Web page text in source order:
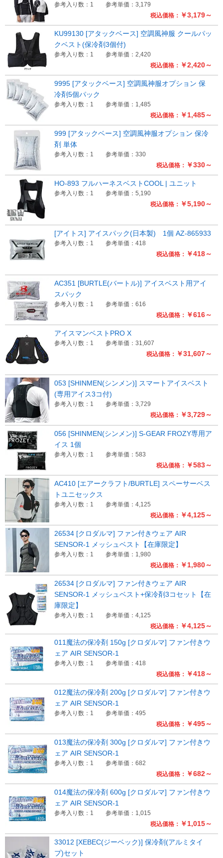
税込価格： ￥3,179～
参考入り数：1 参考単価：3,179
税込価格： ￥2,420～
KU99130 [アタックベース] 空調風神服 クールパッ
クベスト(保冷剤3個付)
参考入り数：1 参考単価：2,420
税込価格： ￥1,485～
9995 [アタックベース] 空調風神服オプション 保
冷剤5個パック
参考入り数：1 参考単価：1,485
税込価格： ￥330～
999 [アタックベース] 空調風神服オプション 保冷
剤 単体
参考入り数：1 参考単価：330
税込価格： ￥5,190～
HO-893 フルハーネスベストCOOL | ユニット
参考入り数：1 参考単価：5,190
税込価格： ￥418～
[アイトス] アイスパック(日本製) 1個 AZ-865933
参考入り数：1 参考単価：418
税込価格： ￥616～
AC351 [BURTLE(バートル)] アイスベスト用アイ
スパック
参考入り数：1 参考単価：616
税込価格： ￥31,607～
アイスマンベストPRO X
参考入り数：1 参考単価：31,607
税込価格： ￥3,729～
053 [SHINMEN(シンメン)] スマートアイスベスト
(専用アイス3コ付)
参考入り数：1 参考単価：3,729
税込価格： ￥583～
056 [SHINMEN(シンメン)] S-GEAR FROZY専用ア
イス 1個
参考入り数：1 参考単価：583
税込価格： ￥4,125～
AC410 [エアークラフト/BURTLE] スペーサーベス
トユニセックス
参考入り数：1 参考単価：4,125
税込価格： ￥1,980～
26534 [クロダルマ] ファン付きウェア AIR
SENSOR-1 メッシュベスト【在庫限定】
参考入り数：1 参考単価：1,980
税込価格： ￥4,125～
26534 [クロダルマ] ファン付きウェア AIR
SENSOR-1 メッシュベスト+保冷剤3コセット【在
庫限定】
参考入り数：1 参考単価：4,125
税込価格： ￥418～
011魔法の保冷剤 150g [クロダルマ] ファン付きウ
ェア AIR SENSOR-1
参考入り数：1 参考単価：418
税込価格： ￥495～
012魔法の保冷剤 200g [クロダルマ] ファン付きウ
ェア AIR SENSOR-1
参考入り数：1 参考単価：495
税込価格： ￥682～
013魔法の保冷剤 300g [クロダルマ] ファン付きウ
ェア AIR SENSOR-1
参考入り数：1 参考単価：682
税込価格： ￥1,015～
014魔法の保冷剤 600g [クロダルマ] ファン付きウ
ェア AIR SENSOR-1
参考入り数：1 参考単価：1,015
33012 [XEBEC(ジーベック)] 保冷剤(アルミタイ
プ)セット